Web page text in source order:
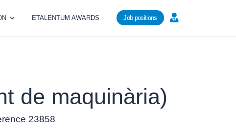
ETALENTUM AWARDS Job positions
de maquinària)
23858